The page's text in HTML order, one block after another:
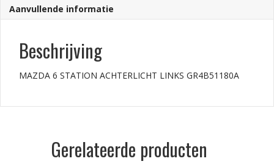
Aanvullende informatie
Beschrijving
MAZDA 6 STATION ACHTERLICHT LINKS GR4B51180A
Gerelateerde producten